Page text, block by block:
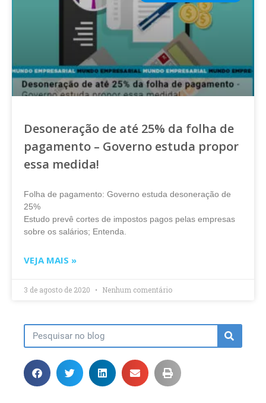
Desoneração de até 25% da folha de
pagamento – Governo estuda propor
essa medida!
Folha de pagamento: Governo estuda desoneração de
25%
Estudo prevê cortes de impostos pagos pelas empresas
sobre os salários; Entenda.
VEJA MAIS »
3 de agosto de 2020 Nenhum comentário